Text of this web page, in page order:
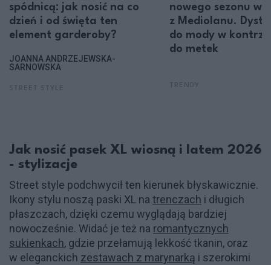
spódnicą: jak nosić na co
dzień i od święta ten
element garderoby?
JOANNA ANDRZEJEWSKA-
SARNOWSKA
nowego sezonu
z Mediolanu.
do mody w kontrze
do metek
Jak nosić pasek XL wiosną i latem 2026
- stylizacje
Street style podchwycił ten kierunek błyskawicznie.
Ikony stylu noszą paski XL na trenczach i długich
płaszczach, dzięki czemu wyglądają bardziej
nowocześnie. Widać je też na romantycznych
sukienkach, gdzie przełamują lekkość tkanin, oraz
w eleganckich zestawach z marynarką i szerokimi